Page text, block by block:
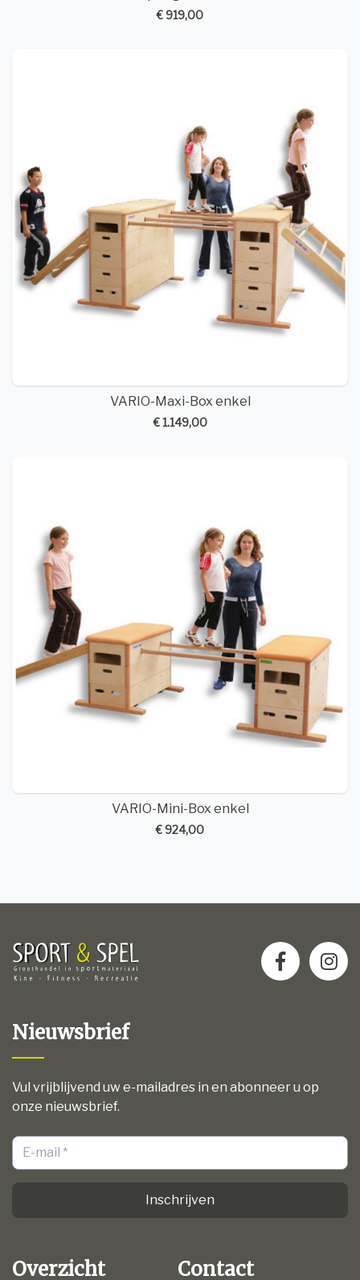
€ 919,00
VARIO-Maxi-Box enkel
€ 1.149,00
VARIO-Mini-Box enkel
€ 924,00
Nieuwsbrief
Vul vrijblijvend uw e-mailadres in en abonneer u op
onze nieuwsbrief.
Inschrijven
Overzicht Contact